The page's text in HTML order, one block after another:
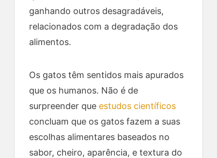
ganhando outros desagradáveis,
relacionados com a degradação dos
alimentos.
Os gatos têm sentidos mais apurados
que os humanos. Não é de
surpreender que estudos científicos
concluam que os gatos fazem a suas
escolhas alimentares baseados no
sabor, cheiro, aparência, e textura do